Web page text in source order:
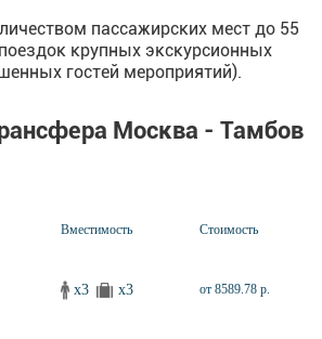
пассажирских мест до 55
крупных экскурсионных
гостей мероприятий).
Москва - Тамбов
Вместимость Стоимость
x3 x3 от 8589.78 р.